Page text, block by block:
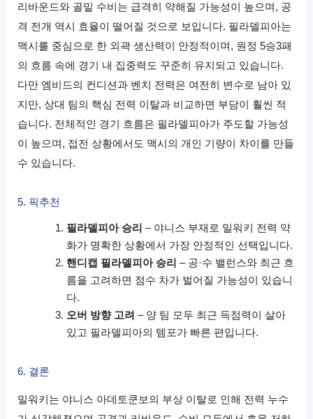
리바운드와 골밑 수비는 급격히 약해질 가능성이 높으며, 공
격 전개 역시 효율이 떨어질 것으로 보입니다. 필라델피아는
맥시를 중심으로 한 외곽 생산력이 안정적이며, 원정 5승3패
의 흐름 속에 경기 내 집중력도 꾸준히 유지되고 있습니다.
다만 엠비드의 컨디션과 벤치 전력은 여전히 변수로 남아 있
지만, 상대 팀의 핵심 전력 이탈과 비교하면 부담이 훨씬 적
습니다. 전체적인 경기 흐름은 필라델피아가 주도할 가능성
이 높으며, 접전 상황에서도 맥시의 개인 기량이 차이를 만들
수 있습니다.
5. 픽추천
필라델피아 승리 – 야니스 부재로 밀워키 전력 약
화가 명확한 상황에서 가장 안정적인 선택입니다.
핸디캡 필라델피아 승리 – 공·수 밸런스와 최근 흐
름을 고려하면 점수 차가 벌어질 가능성이 있습니
다.
오버 방향 고려 – 양 팀 모두 최근 득점력이 살아
있고 필라델피아의 템포가 빠른 편입니다.
6. 결론
밀워키는 야니스 아데토쿤보의 부상 이탈로 인해 전력 누수